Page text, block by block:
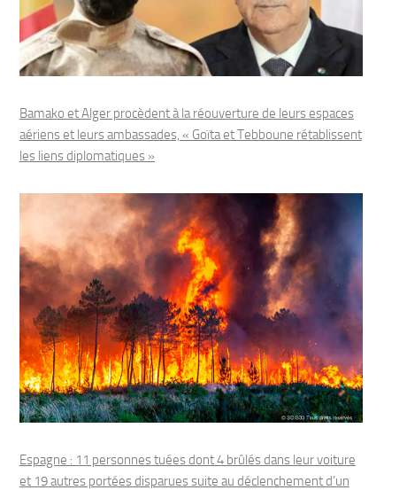
Bamako et Alger procèdent à la réouverture de leurs espaces
aériens et leurs ambassades, « Goïta et Tebboune rétablissent
les liens diplomatiques »
Espagne : 11 personnes tuées dont 4 brûlés dans leur voiture
et 19 autres portées disparues suite au déclenchement d’un